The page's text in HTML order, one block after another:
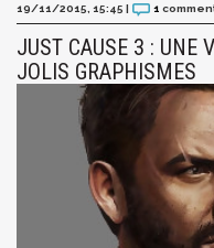
19/11/2015, 15:45 | 1
JUST CAUSE 3 : UNE
JOLIS GRAPHISMES